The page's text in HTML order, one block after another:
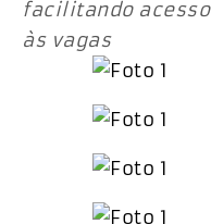
facilitando acesso
às vagas